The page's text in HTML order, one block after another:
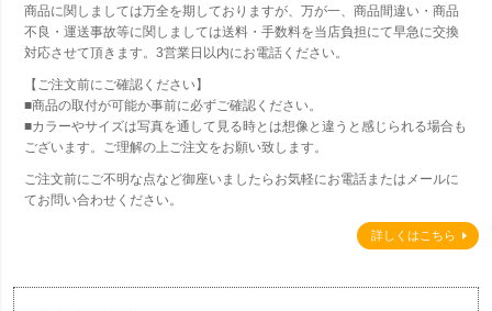
商品に関しましては万全を期しておりますが、万が一、商品間違い・商品
不良・運送事故等に関しましては送料・手数料を当店負担にて早急に交換
対応させて頂きます。3営業日以内にお電話ください。
【ご注文前にご確認ください】
■商品の取付が可能か事前に必ずご確認ください。
■カラーやサイズは写真を通して見る時とは想像と違うと感じられる場合も
ございます。ご理解の上ご注文をお願い致します。
ご注文前にご不明な点など御座いましたらお気軽にお電話またはメールに
てお問い合わせください。
詳しくはこちら